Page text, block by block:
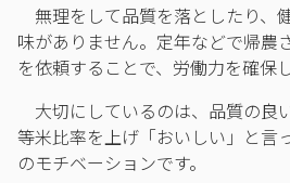
無理をして品質を落としたり、
味がありません。定年などで帰農
を依頼することで、労働力を確保
大切にしているのは、品質の良
等米比率を上げ「おいしい」と言
のモチベーションです。